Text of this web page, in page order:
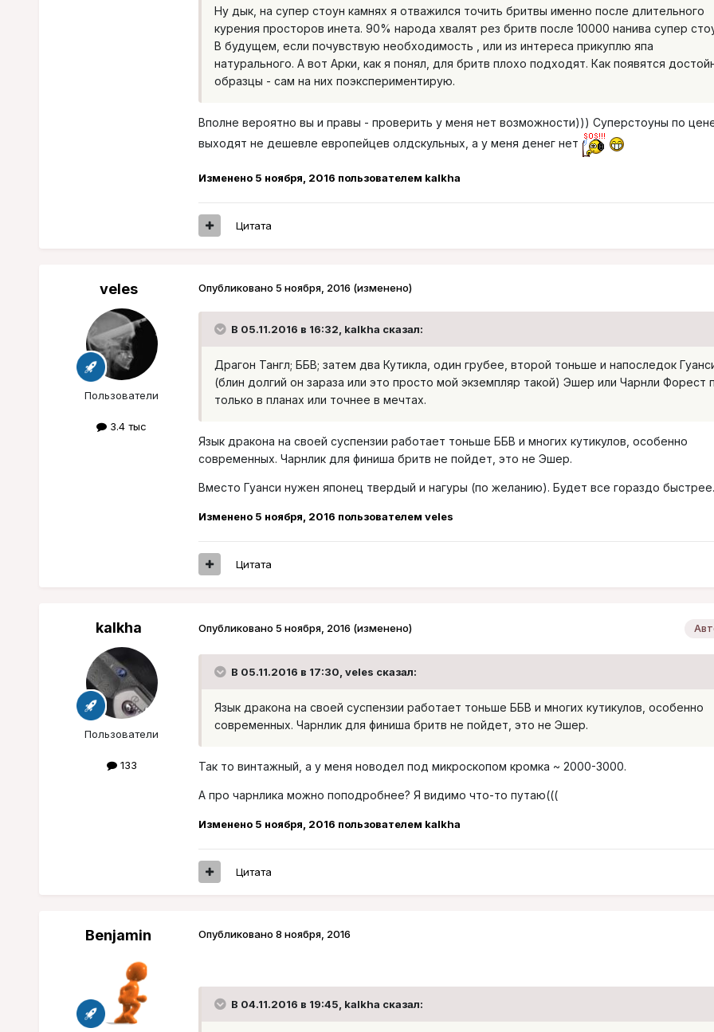
Ну дык, на супер стоун камнях я отважился точить бритвы именно после длительного
курения просторов инета. 90% народа хвалят рез бритв после 10000 нанива супер
В будущем, если почувствую необходимость , или из интереса прикуплю япа
натурального. А вот Арки, как я понял, для бритв плохо подходят. Как появятся
образцы - сам на них поэкспериментирую.
Вполне вероятно вы и правы - проверить у меня нет возможности))) Суперстоуны по
выходят не дешевле европейцев олдскульных, а у меня денег нет
Изменено 5 ноября, 2016 пользователем kalkha
Цитата
veles
Пользователи
3.4 тыс
Опубликовано 5 ноября, 2016 (изменено)
В 05.11.2016 в 16:32, kalkha сказал:
Драгон Тангл; ББВ; затем два Кутикла, один грубее, второй тоньше и напоследок
(блин долгий он зараза или это просто мой экземпляр такой) Эшер или Чарнли Форест
только в планах или точнее в мечтах.
Язык дракона на своей суспензии работает тоньше ББВ и многих кутикулов, особенно
современных. Чарнлик для финиша бритв не пойдет, это не Эшер.
Вместо Гуанси нужен японец твердый и нагуры (по желанию). Будет все гораздо быстрее.
Изменено 5 ноября, 2016 пользователем veles
Цитата
kalkha
Пользователи
133
Опубликовано 5 ноября, 2016 (изменено)
В 05.11.2016 в 17:30, veles сказал:
Язык дракона на своей суспензии работает тоньше ББВ и многих кутикулов, особенно
современных. Чарнлик для финиша бритв не пойдет, это не Эшер.
Так то винтажный, а у меня новодел под микроскопом кромка ~ 2000-3000.
А про чарнлика можно поподробнее? Я видимо что-то путаю(((
Изменено 5 ноября, 2016 пользователем kalkha
Цитата
Benjamin Опубликовано 8 ноября, 2016
В 04.11.2016 в 19:45, kalkha сказал: